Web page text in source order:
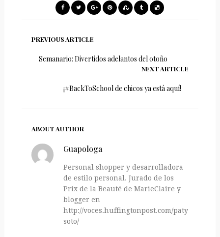
PREVIOUS ARTICLE
Semanario: Divertidos adelantos del otoño
NEXT ARTICLE
¡#BackToSchool de chicos ya está aquí!
ABOUT AUTHOR
Guapologa
Personal shopper y desarrolladora
de estilo personal. Jurado de los
Prix de la Beauté de MarieClaire y
blogger en
http://voces.huffingtonpost.com/paty-
soto/